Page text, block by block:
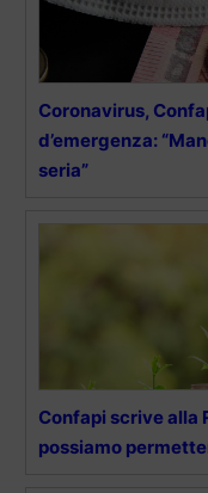
Coronavirus,
d’emergenza:
seria”
Confapi scrive alla
possiamo